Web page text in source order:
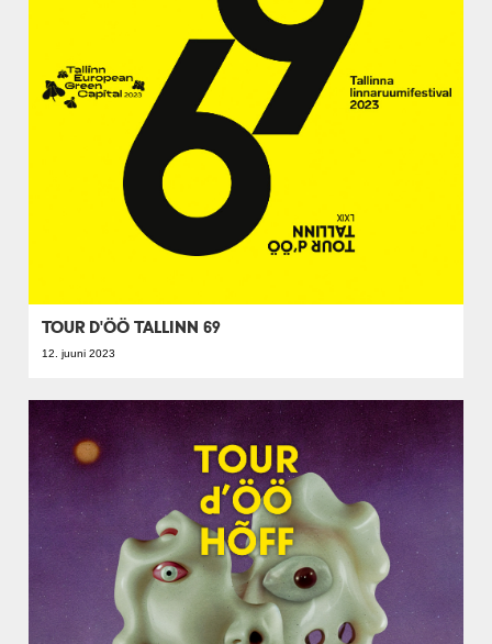
TOUR D'ÖÖ TALLINN 69
12. juuni 2023